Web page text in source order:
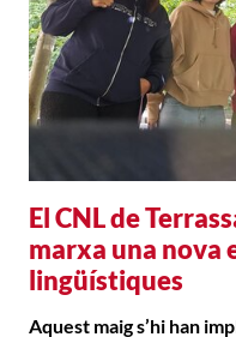
El CNL de
marxa una nova
lingüístiques
Aquest maig s’hi han